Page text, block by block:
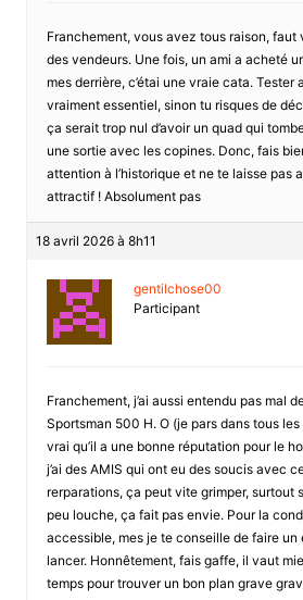
Franchement, vous avez tous raison, faut
des vendeurs. Une fois, un ami a acheté
mes derrière, c’étai une vraie cata. Tester
vraiment essentiel, sinon tu risques de
ça serait trop nul d’avoir un quad qui
une sortie avec les copines. Donc, fais
attention à l’historique et ne te laisse pas
attractif ! Absolument pas
18 avril 2026 à 8h11
gentilchose00
Participant
Franchement, j’ai aussi entendu pas mal
Sportsman 500 H. O (je pars dans tous les
vrai qu’il a une bonne réputation pour le
j’ai des AMIS qui ont eu des soucis avec
rerparations, ça peut vite grimper, surtout
peu louche, ça fait pas envie. Pour la
accessible, mes je te conseille de faire un
lancer. Honnêtement, fais gaffe, il vaut
temps pour trouver un bon plan grave